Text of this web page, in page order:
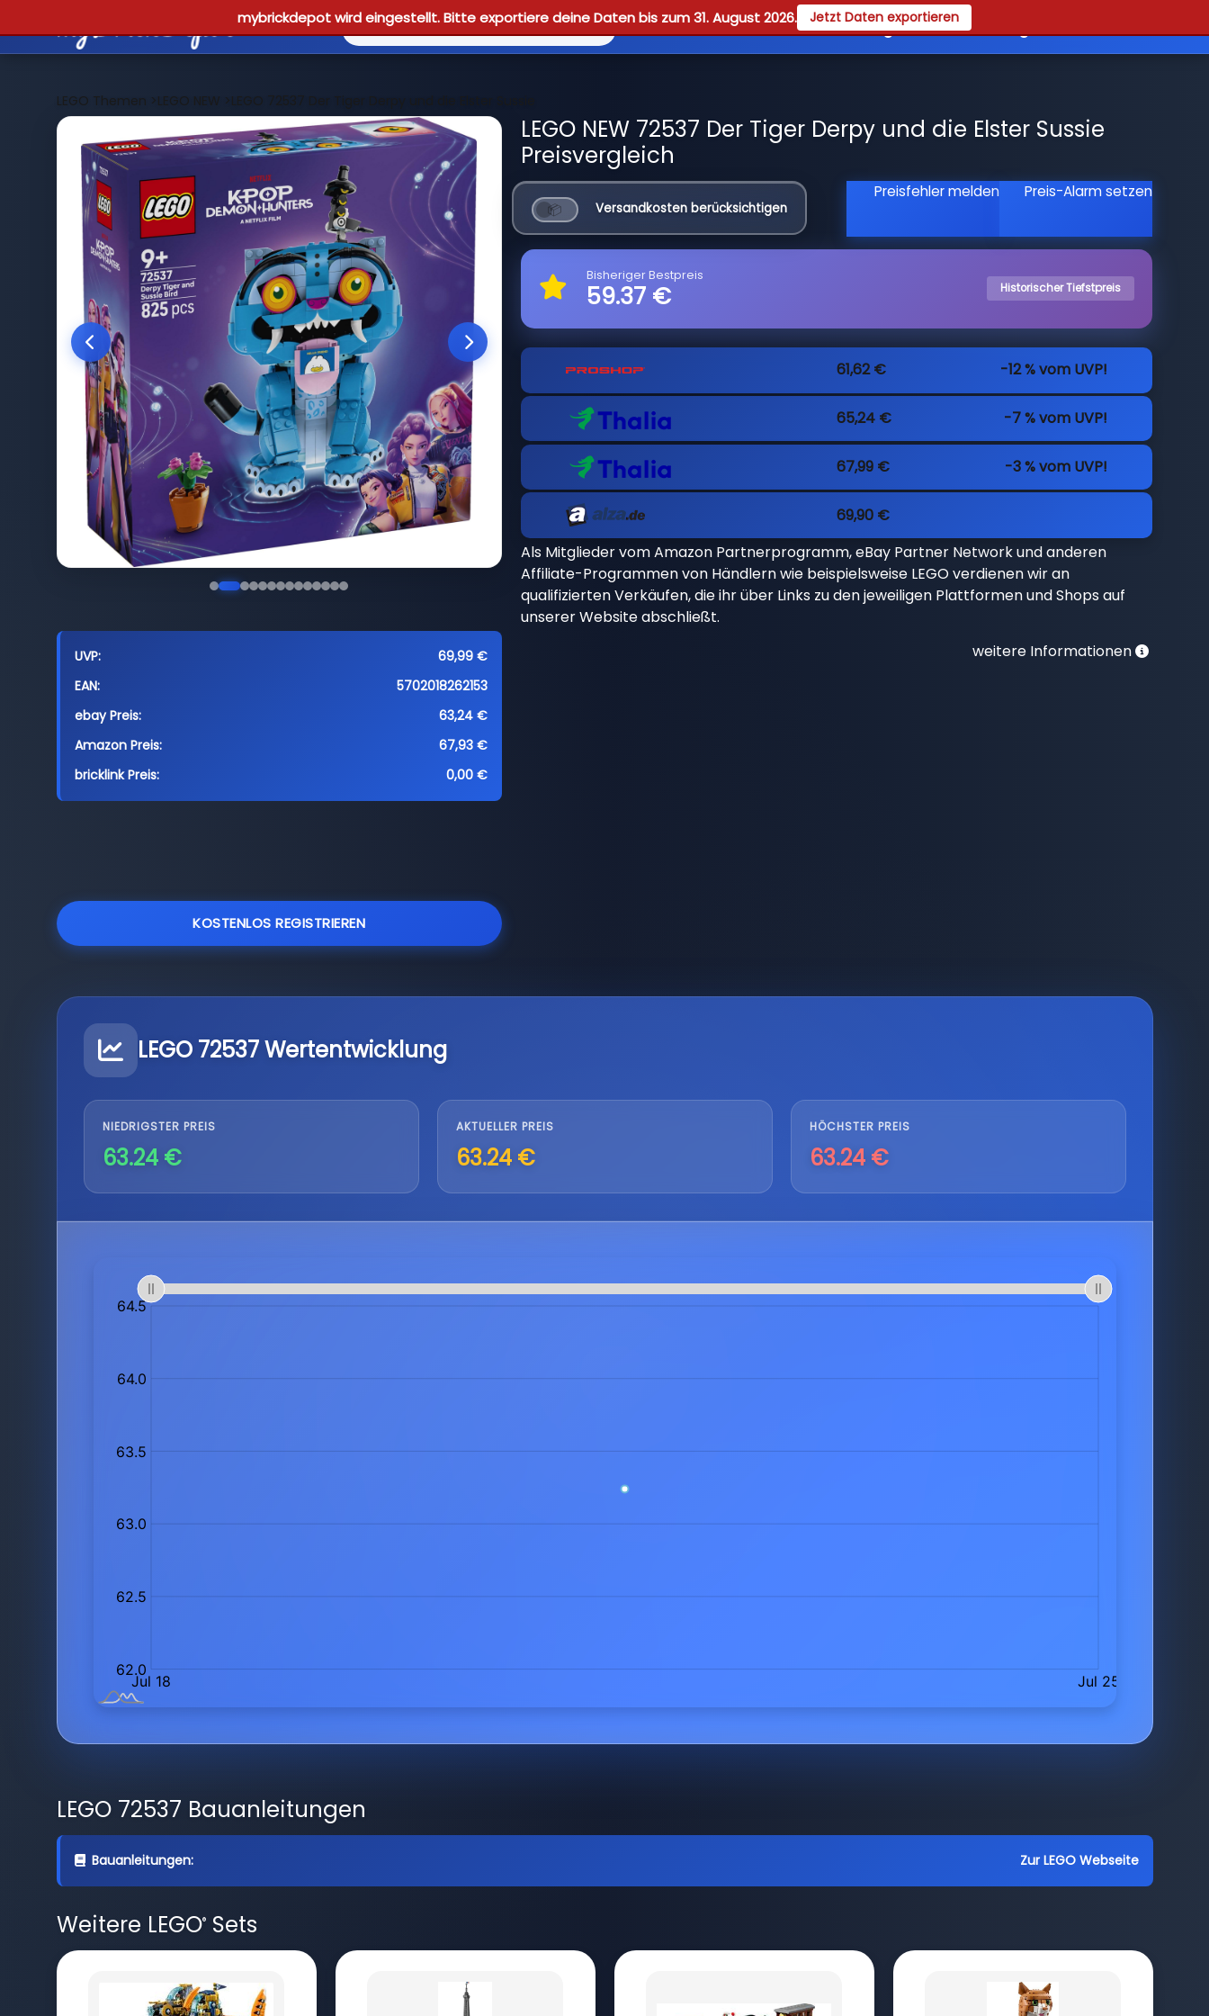
mybrickdepot wird eingestellt. Bitte exportiere deine Daten bis zum 31. August 2026. Jetzt Daten exportieren
Reviews Guides Registrieren
LEGO Themen >LEGO NEW >LEGO 72537 Der Tiger Derpy und die Elster Sussie
UVP:
69,99 €
EAN:
5702018262153
ebay Preis:
63,24 €
Amazon Preis:
67,93 €
bricklink Preis:
0,00 €
KOSTENLOS REGISTRIEREN
LEGO NEW 72537 Der Tiger Derpy und die Elster Sussie
Preisvergleich
Versandkosten berücksichtigen
Preisfehler melden Preis-Alarm setzen
Bisheriger Bestpreis
59.37 € Historischer Tiefstpreis
61,62 € -12 % vom UVP!
65,24 € -7 % vom UVP!
67,99 € -3 % vom UVP!
69,90 €
Als Mitglieder vom Amazon Partnerprogramm, eBay Partner Network und anderen
Affiliate-Programmen von Händlern wie beispielsweise LEGO verdienen wir an
qualifizierten Verkäufen, die ihr über Links zu den jeweiligen Plattformen und Shops auf
unserer Website abschließt.
weitere Informationen
LEGO 72537 Wertentwicklung
NIEDRIGSTER PREIS
63.24 €
AKTUELLER PREIS
63.24 €
HÖCHSTER PREIS
63.24 €
LEGO 72537 Bauanleitungen
Bauanleitungen: Zur LEGO Webseite
Weitere LEGO®Sets